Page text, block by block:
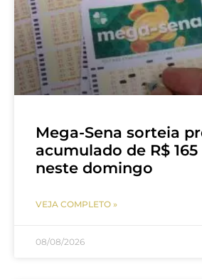
Mega-Sena sorteia
acumulado de R$
neste domingo
VEJA COMPLETO »
08/08/2026